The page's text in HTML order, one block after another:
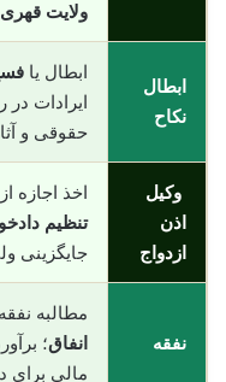
ولایت قهری
ابطال
نکاح
ابطال یا
ایرادات
حقوقی و
وکیل
اذن
ازدواج
اخذ اجازه
تنظیم
جایگزینی
نفقه
مطالبه
انفاق؛
مالی برای